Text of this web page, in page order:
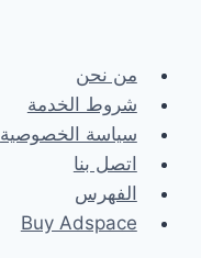
من نحن
شروط الخدمة
سياسة الخصوصية
اتصل بنا
الفهرس
Buy Adspace